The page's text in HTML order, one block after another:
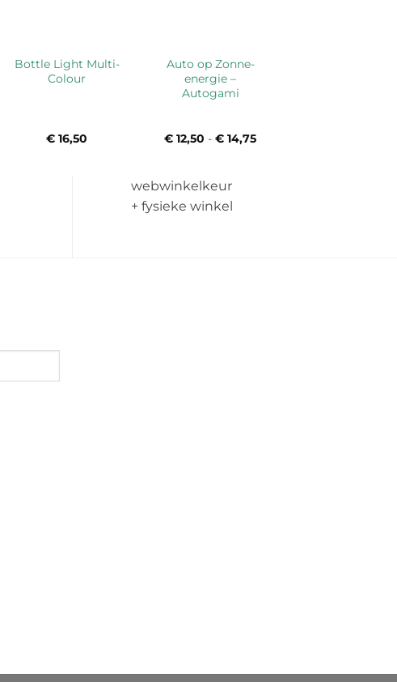
Bottle Light Multi-
Colour
€ 16,50
Auto op Zonne-
energie –
Autogami
€ 12,50 - € 14,75
webwinkelkeur
+ fysieke winkel